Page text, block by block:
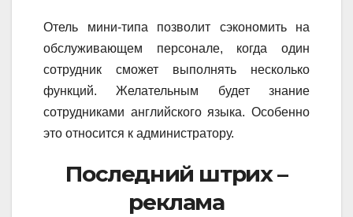
Отель мини-типа позволит сэкономить на
обслуживающем персонале, когда один
сотрудник сможет выполнять несколько
функций. Желательным будет знание
сотрудниками английского языка. Особенно
это относится к администратору.
Последний штрих –
реклама